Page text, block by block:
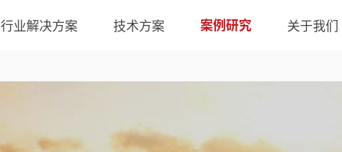
行业解决方案 技术方案 案例研究 关于我们